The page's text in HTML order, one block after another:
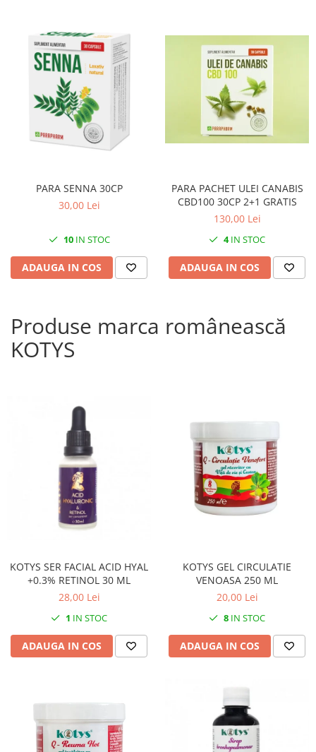
PARA SENNA 30CP
30,00 Lei
10IN STOC
ADAUGA IN COS
PARA PACHET ULEI CANABIS
CBD100 30CP 2+1 GRATIS
130,00 Lei
4IN STOC
ADAUGA IN COS
Produse marca românească
KOTYS
KOTYS SER FACIAL ACID HYAL
+0.3% RETINOL 30 ML
28,00 Lei
1 IN STOC
ADAUGA IN COS
KOTYS GEL CIRCULATIE
VENOASA 250 ML
20,00 Lei
8 IN STOC
ADAUGA IN COS